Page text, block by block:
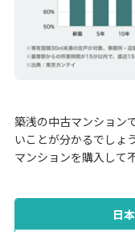
築浅の中古マンション
いことが分かるでしょ
マンションを購入して
日